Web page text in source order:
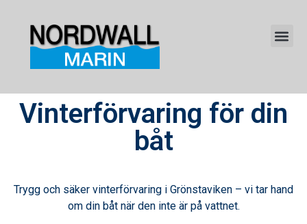
Vinterförvaring för din
båt
Trygg och säker vinterförvaring i Grönstaviken – vi tar hand
om din båt när den inte är på vattnet.